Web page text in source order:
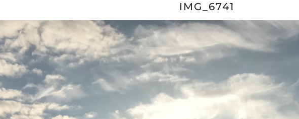
IMG_6741